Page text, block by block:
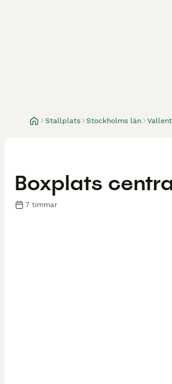
Stallplats Stockholms län
Boxplats
7 timmar